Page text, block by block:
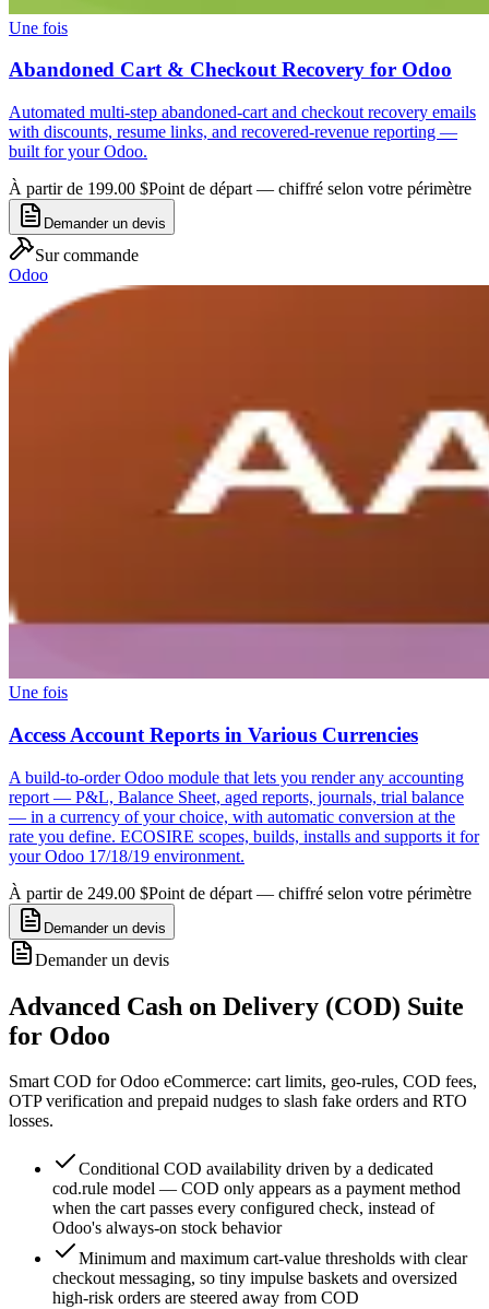
Une fois
Abandoned Cart & Checkout Recovery for Odoo
Automated multi-step abandoned-cart and checkout recovery emails
with discounts, resume links, and recovered-revenue reporting —
built for your Odoo.
À partir de 199.00 $Point de départ — chiffré selon votre périmètre
Demander un devis
Sur commande
Odoo
Une fois
Access Account Reports in Various Currencies
A build-to-order Odoo module that lets you render any accounting
report — P&L, Balance Sheet, aged reports, journals, trial balance
— in a currency of your choice, with automatic conversion at the
rate you define. ECOSIRE scopes, builds, installs and supports it for
your Odoo 17/18/19 environment.
À partir de 249.00 $Point de départ — chiffré selon votre périmètre
Demander un devis
Demander un devis
Advanced Cash on Delivery (COD) Suite
for Odoo
Smart COD for Odoo eCommerce: cart limits, geo-rules, COD fees,
OTP verification and prepaid nudges to slash fake orders and RTO
losses.
Conditional COD availability driven by a dedicated
cod.rule model — COD only appears as a payment method
when the cart passes every configured check, instead of
Odoo's always-on stock behavior
Minimum and maximum cart-value thresholds with clear
checkout messaging, so tiny impulse baskets and oversized
high-risk orders are steered away from COD